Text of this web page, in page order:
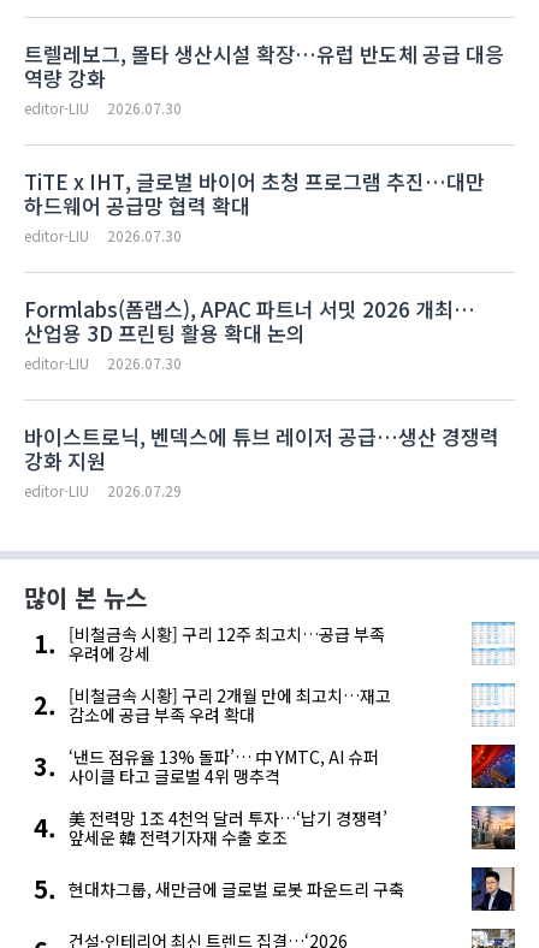
트렐레보그, 몰타 생산시설 확장…유럽 반도체 공급 대응
역량 강화
editor-LIU 2026.07.30
TiTE x IHT, 글로벌 바이어 초청 프로그램 추진…대만
하드웨어 공급망 협력 확대
editor-LIU 2026.07.30
Formlabs(폼랩스), APAC 파트너 서밋 2026 개최…
산업용 3D 프린팅 활용 확대 논의
editor-LIU 2026.07.30
바이스트로닉, 벤덱스에 튜브 레이저 공급…생산 경쟁력
강화 지원
editor-LIU 2026.07.29
많이 본 뉴스
[비철금속 시황] 구리 12주 최고치…공급 부족
우려에 강세
[비철금속 시황] 구리 2개월 만에 최고치…재고
감소에 공급 부족 우려 확대
‘낸드 점유율 13% 돌파’… 中 YMTC, AI 슈퍼
사이클 타고 글로벌 4위 맹추격
美 전력망 1조 4천억 달러 투자…‘납기 경쟁력’
앞세운 韓 전력기자재 수출 호조
현대차그룹, 새만금에 글로벌 로봇 파운드리 구축
건설·인테리어 최신 트렌드 집결…‘2026